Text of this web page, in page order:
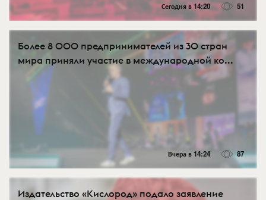
Сегодня в 14:20 51
Более 8 000 предпринимателей из 30 стран
мира приняли участие в международной ко...
Вчера в 14:24 87
Издательство «Кислород» подало заявление